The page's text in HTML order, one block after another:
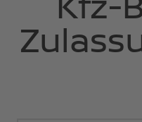
Kfz-